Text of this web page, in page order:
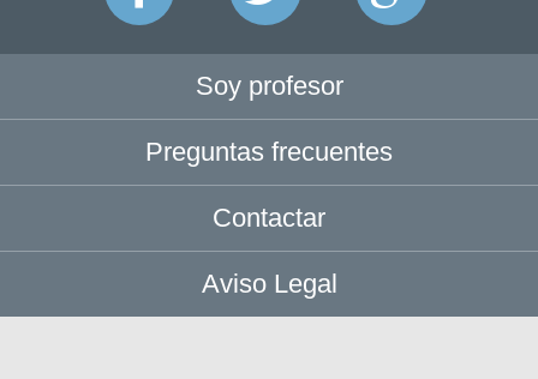
Soy profesor
Preguntas frecuentes
Contactar
Aviso Legal